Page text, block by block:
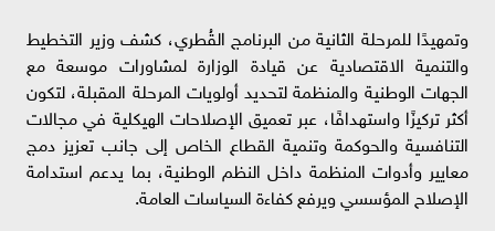
وتمهيدًا للمرحلة الثانية من البرنامج القُطري، كشف وزير التخطيط
والتنمية الاقتصادية عن قيادة الوزارة لمشاورات موسعة مع
الجهات الوطنية والمنظمة لتحديد أولويات المرحلة المقبلة، لتكون
أكثر تركيزًا واستهدافًا، عبر تعميق الإصلاحات الهيكلية في مجالات
التنافسية والحوكمة وتنمية القطاع الخاص إلى جانب تعزيز دمج
معايير وأدوات المنظمة داخل النظم الوطنية، بما يدعم استدامة
الإصلاح المؤسسي ويرفع كفاءة السياسات العامة.